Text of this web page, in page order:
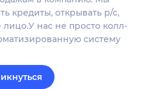
кредиты, открывать р/с,
нас не просто колл-
систему